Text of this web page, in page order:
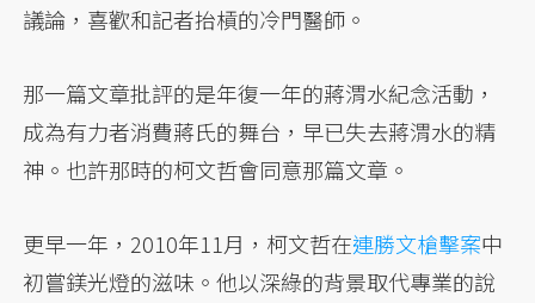
議論，喜歡和記者抬槓的冷門醫師。
那一篇文章批評的是年復一年的蔣渭水紀念活動，
成為有力者消費蔣氏的舞台，早已失去蔣渭水的精
神。也許那時的柯文哲會同意那篇文章。
更早一年，2010年11月，柯文哲在連勝文槍擊案中
初嘗鎂光燈的滋味。他以深綠的背景取代專業的說